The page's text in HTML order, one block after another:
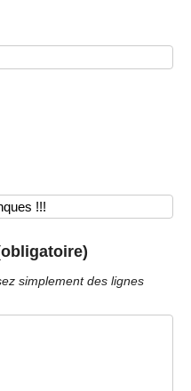
simplement des lignes